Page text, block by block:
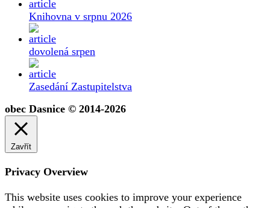
Knihovna v srpnu 2026
dovolená srpen
Zasedání Zastupitelstva
obec Dasnice © 2014-2026
Zavřít
Privacy Overview
This website uses cookies to improve your experience